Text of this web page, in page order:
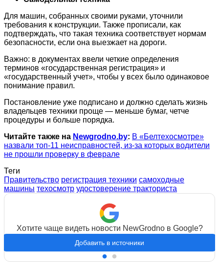
Для машин, собранных своими руками, уточнили
требования к конструкции. Также прописали, как
подтверждать, что такая техника соответствует нормам
безопасности, если она выезжает на дороги.
Важно: в документах ввели четкие определения
терминов «государственная регистрация» и
«государственный учет», чтобы у всех было одинаковое
понимание правил.
Постановление уже подписано и должно сделать жизнь
владельцев техники проще — меньше бумаг, четче
процедуры и больше порядка.
Читайте также на Newgrodno.by: В «Белтехосмотре»
назвали топ-11 неисправностей, из-за которых водители
не прошли проверку в феврале
Теги
Правительство регистрация техники самоходные
машины техосмотр удостоверение тракториста
Хотите чаще видеть новости NewGrodno в Google?
Добавить в источники